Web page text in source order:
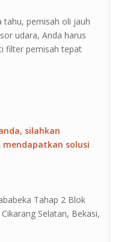
tahu, pemisah oli jauh
udara, Anda harus
filter pemisah tepat
silahkan
solusi
Tahap 2 Blok
Selatan, Bekasi,